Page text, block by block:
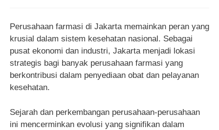
Perusahaan farmasi di Jakarta memainkan peran yang
krusial dalam sistem kesehatan nasional. Sebagai
pusat ekonomi dan industri, Jakarta menjadi lokasi
strategis bagi banyak perusahaan farmasi yang
berkontribusi dalam penyediaan obat dan pelayanan
kesehatan.
Sejarah dan perkembangan perusahaan-perusahaan
ini mencerminkan evolusi yang signifikan dalam